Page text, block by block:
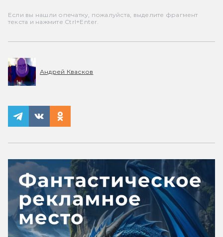
Если вы нашли опечатку, пожалуйста, выделите фрагмент
текста и нажмите Ctrl+Enter.
Андрей Квасков